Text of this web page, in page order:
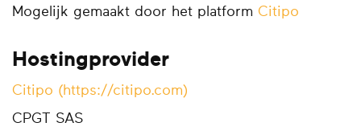
Mogelijk gemaakt door het platform Citipo
Hostingprovider
Citipo (https://citipo.com)
CPGT SAS